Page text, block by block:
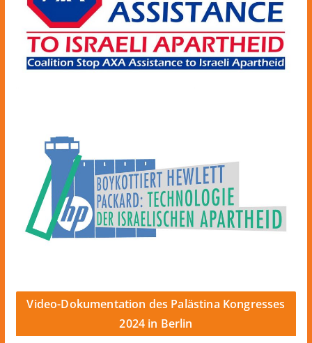
Video-Dokumentation des Palästina Kongresses
2024 in Berlin